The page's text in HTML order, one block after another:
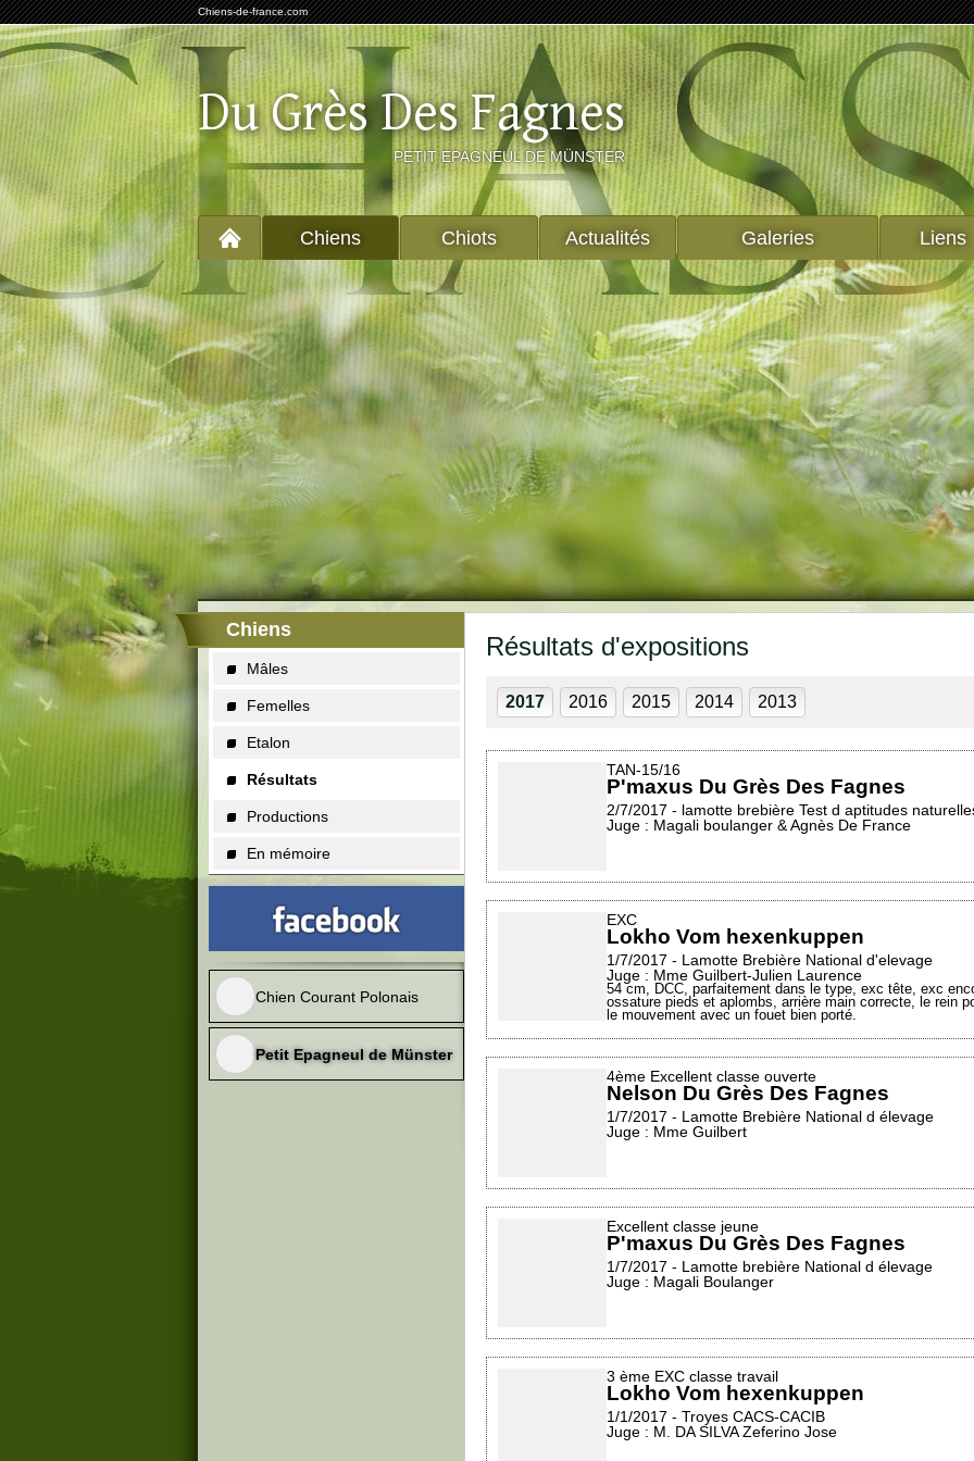
Chiens-de-france.com
Du Grès Des Fagnes
PETIT EPAGNEUL DE MÜNSTER
Chiens Chiots Actualités Galeries Liens
Chiens
Mâles
Femelles
Etalon
Résultats
Productions
En mémoire
Chien Courant Polonais
Petit Epagneul de Münster
Résultats d'expositions
2017 2016 2015 2014 2013
TAN-15/16
P'maxus Du Grès Des Fagnes
2/7/2017 - lamotte brebière Test d aptitudes
Juge : Magali boulanger & Agnès De France
EXC
Lokho Vom hexenkuppen
1/7/2017 - Lamotte Brebière National d'elevage
Juge : Mme Guilbert-Julien Laurence
54 cm, DCC, parfaitement dans le type, exc tête, exc encolure, exc dessus et poitrine, exc
ossature pieds et aplombs, arrière main correcte, le rein
le mouvement avec un fouet bien porté.
4ème Excellent classe ouverte
Nelson Du Grès Des Fagnes
1/7/2017 - Lamotte Brebière National d élevage
Juge : Mme Guilbert
Excellent classe jeune
P'maxus Du Grès Des Fagnes
1/7/2017 - Lamotte brebière National d élevage
Juge : Magali Boulanger
3 ème EXC classe travail
Lokho Vom hexenkuppen
1/1/2017 - Troyes CACS-CACIB
Juge : M. DA SILVA Zeferino Jose